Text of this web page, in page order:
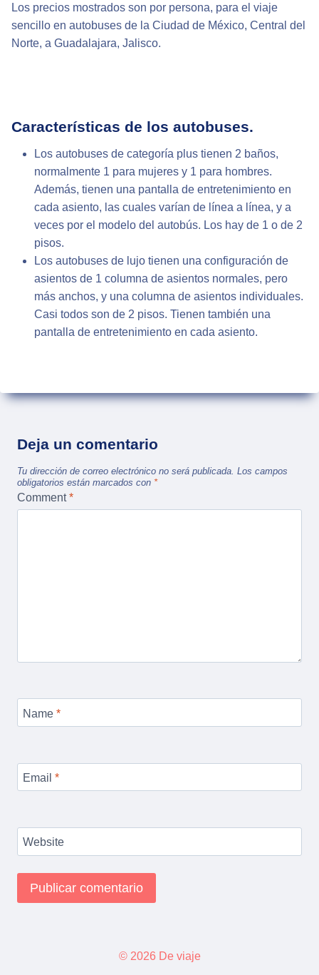
Los precios mostrados son por persona, para el viaje
sencillo en autobuses de la Ciudad de México, Central del
Norte, a Guadalajara, Jalisco.
Características de los autobuses.
Los autobuses de categoría plus tienen 2 baños,
normalmente 1 para mujeres y 1 para hombres.
Además, tienen una pantalla de entretenimiento en
cada asiento, las cuales varían de línea a línea, y a
veces por el modelo del autobús. Los hay de 1 o de 2
pisos.
Los autobuses de lujo tienen una configuración de
asientos de 1 columna de asientos normales, pero
más anchos, y una columna de asientos individuales.
Casi todos son de 2 pisos. Tienen también una
pantalla de entretenimiento en cada asiento.
Deja un comentario
Tu dirección de correo electrónico no será publicada. Los campos
obligatorios están marcados con *
Comment*
Name *
Email *
Website
© 2026 De viaje